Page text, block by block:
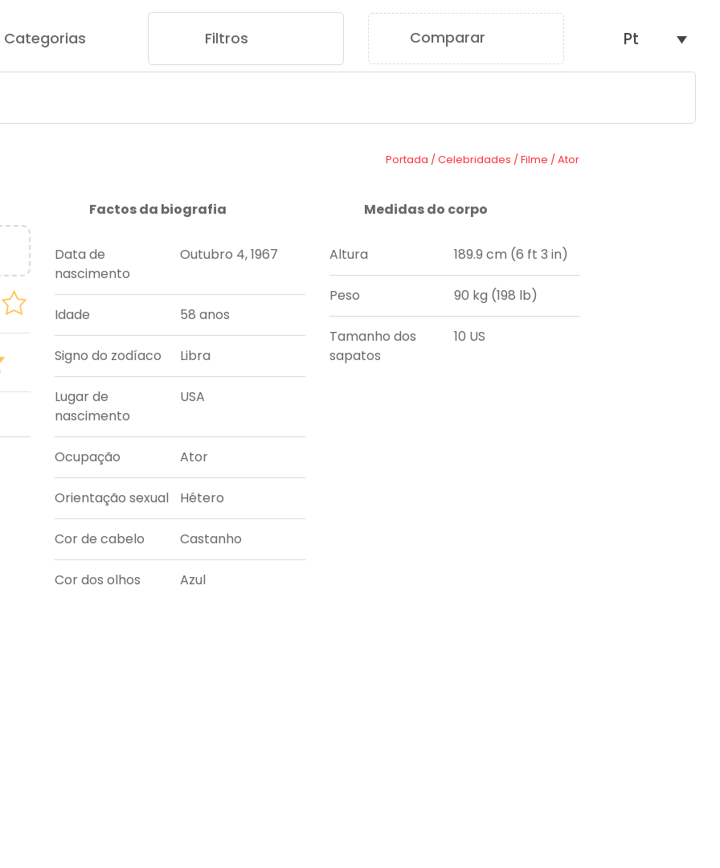
Categorias Filtros Comparar Pt
Portada /Celebridades /Filme /Ator
Factos da biografia
Data de
nascimento
Outubro 4, 1967
Idade 58 anos
Signo do zodíaco Libra
Lugar de
nascimento
USA
Ocupação Ator
Orientação sexual Hétero
Cor de cabelo Castanho
Cor dos olhos Azul
Medidas do corpo
Altura 189.9 cm (6 ft 3 in)
Peso 90 kg (198 lb)
Tamanho dos
sapatos
10 US